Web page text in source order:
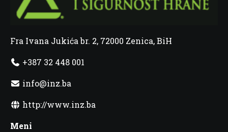
Fra Ivana Jukića br. 2, 72000 Zenica, BiH
+387 32 448 001
info@inz.ba
http://www.inz.ba
Meni